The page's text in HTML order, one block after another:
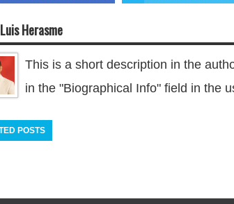
Herasme
This is a short description in the
in the "Biographical Info" field in the
POSTS